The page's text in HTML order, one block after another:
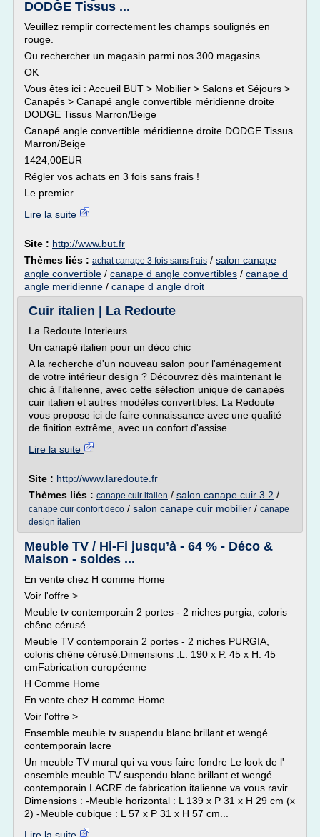
DODGE Tissus ...
Veuillez remplir correctement les champs soulignés en
rouge.
Ou rechercher un magasin parmi nos 300 magasins
OK
Vous êtes ici : Accueil BUT > Mobilier > Salons et Séjours >
Canapés > Canapé angle convertible méridienne droite
DODGE Tissus Marron/Beige
Canapé angle convertible méridienne droite DODGE Tissus
Marron/Beige
1424,00EUR
Régler vos achats en 3 fois sans frais !
Le premier...
Lire la suite
Site : http://www.but.fr
Thèmes liés : achat canape 3 fois sans frais / salon canape
angle convertible / canape d angle convertibles / canape d
angle meridienne / canape d angle droit
Cuir italien | La Redoute
La Redoute Interieurs
Un canapé italien pour un déco chic
A la recherche d'un nouveau salon pour l'aménagement
de votre intérieur design ? Découvrez dès maintenant le
chic à l'italienne, avec cette sélection unique de canapés
cuir italien et autres modèles convertibles. La Redoute
vous propose ici de faire connaissance avec une qualité
de finition extrême, avec un confort d'assise...
Lire la suite
Site : http://www.laredoute.fr
Thèmes liés : canape cuir italien / salon canape cuir 3 2 /
canape cuir confort deco / salon canape cuir mobilier / canape
design italien
Meuble TV / Hi-Fi jusqu’à - 64 % - Déco &
Maison - soldes ...
En vente chez H comme Home
Voir l'offre >
Meuble tv contemporain 2 portes - 2 niches purgia, coloris
chêne cérusé
Meuble TV contemporain 2 portes - 2 niches PURGIA,
coloris chêne cérusé.Dimensions :L. 190 x P. 45 x H. 45
cmFabrication européenne
H Comme Home
En vente chez H comme Home
Voir l'offre >
Ensemble meuble tv suspendu blanc brillant et wengé
contemporain lacre
Un meuble TV mural qui va vous faire fondre Le look de l'
ensemble meuble TV suspendu blanc brillant et wengé
contemporain LACRE de fabrication italienne va vous ravir.
Dimensions : -Meuble horizontal : L 139 x P 31 x H 29 cm (x
2) -Meuble cubique : L 57 x P 31 x H 57 cm...